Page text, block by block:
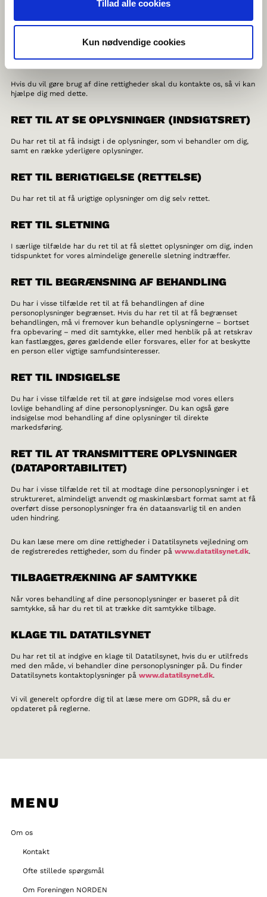
Tillad alle cookies
Kun nødvendige cookies
MENU
Om os
Kontakt
Ofte stillede spørgsmål
Om Foreningen NORDEN
samt ved at gennemgå vores GDPR-procedurer med medarbejderne.
DE REGISTREREDES RETTIGHEDER
forhold til vores behandling af oplysninger om dig.
Hvis du vil gøre brug af dine rettigheder skal du kontakte os, så vi kan
hjælpe dig med dette.
RET TIL AT SE OPLYSNINGER (INDSIGTSRET)
Du har ret til at få indsigt i de oplysninger, som vi behandler om dig,
samt en række yderligere oplysninger.
RET TIL BERIGTIGELSE (RETTELSE)
Du har ret til at få urigtige oplysninger om dig selv rettet.
RET TIL SLETNING
I særlige tilfælde har du ret til at få slettet oplysninger om dig, inden
tidspunktet for vores almindelige generelle sletning indtræffer.
RET TIL BEGRÆNSNING AF BEHANDLING
Du har i visse tilfælde ret til at få behandlingen af dine
personoplysninger begrænset. Hvis du har ret til at få begrænset
behandlingen, må vi fremover kun behandle oplysningerne – bortset
fra opbevaring – med dit samtykke, eller med henblik på at retskrav
kan fastlægges, gøres gældende eller forsvares, eller for at beskytte
en person eller vigtige samfundsinteresser.
RET TIL INDSIGELSE
Du har i visse tilfælde ret til at gøre indsigelse mod vores ellers
lovlige behandling af dine personoplysninger. Du kan også gøre
indsigelse mod behandling af dine oplysninger til direkte
markedsføring.
RET TIL AT TRANSMITTERE OPLYSNINGER
(DATAPORTABILITET)
Du har i visse tilfælde ret til at modtage dine personoplysninger i et
struktureret, almindeligt anvendt og maskinlæsbart format samt at få
overført disse personoplysninger fra én dataansvarlig til en anden
uden hindring.
Du kan læse mere om dine rettigheder i Datatilsynets vejledning om
de registreredes rettigheder, som du finder på www.datatilsynet.dk.
TILBAGETRÆKNING AF SAMTYKKE
Når vores behandling af dine personoplysninger er baseret på dit
samtykke, så har du ret til at trække dit samtykke tilbage.
KLAGE TIL DATATILSYNET
Du har ret til at indgive en klage til Datatilsynet, hvis du er utilfreds
med den måde, vi behandler dine personoplysninger på. Du finder
Datatilsynets kontaktoplysninger på www.datatilsynet.dk.
Vi vil generelt opfordre dig til at læse mere om GDPR, så du er
opdateret på reglerne.